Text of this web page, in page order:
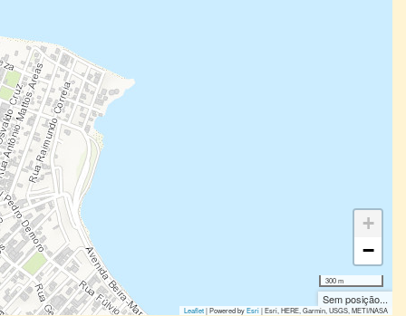
+
−
300 m
Sem posição...
Leaflet| Powered byEsri|Esri, HERE, Garmin, USGS, METI/NASA